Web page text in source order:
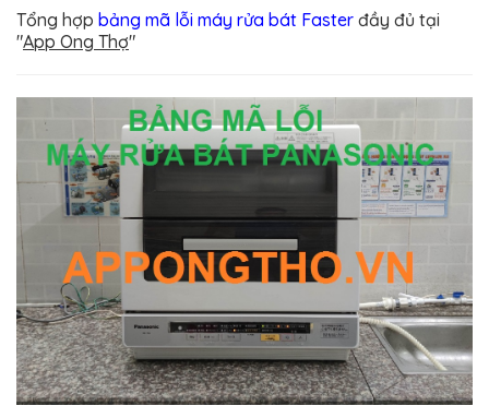
Tổng hợp bảng mã lỗi máy rửa bát Faster đầy đủ tại
"App Ong Thợ"